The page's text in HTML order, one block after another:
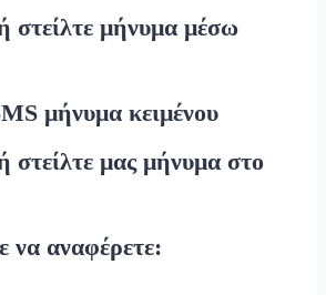
στείλτε μήνυμα μέσω
μήνυμα κειμένου
στείλτε μας μήνυμα στο
να αναφέρετε: